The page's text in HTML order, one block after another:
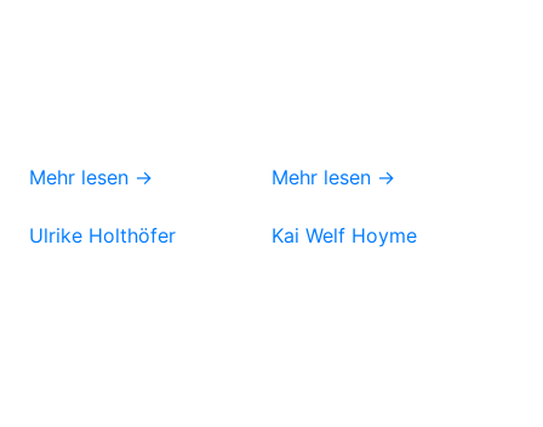
Mehr lesen → Mehr lesen →
Ulrike Holthöfer Kai Welf Hoyme